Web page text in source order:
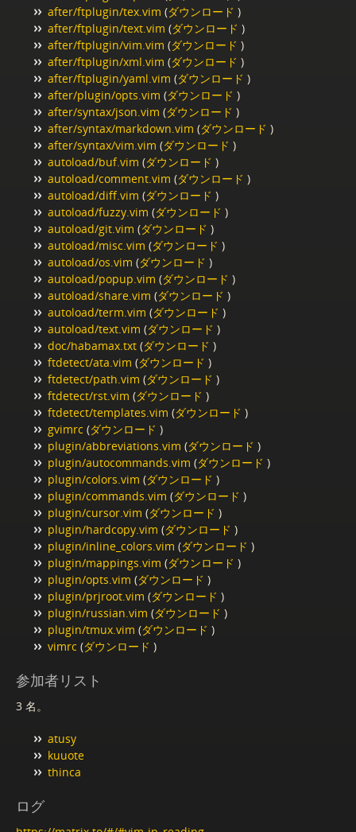
after/ftplugin/tex.vim (ダウンロード )
after/ftplugin/text.vim (ダウンロード )
after/ftplugin/vim.vim (ダウンロード )
after/ftplugin/xml.vim (ダウンロード )
after/ftplugin/yaml.vim (ダウンロード )
after/plugin/opts.vim (ダウンロード )
after/syntax/json.vim (ダウンロード )
after/syntax/markdown.vim (ダウンロード )
after/syntax/vim.vim (ダウンロード )
autoload/buf.vim (ダウンロード )
autoload/comment.vim (ダウンロード )
autoload/diff.vim (ダウンロード )
autoload/fuzzy.vim (ダウンロード )
autoload/git.vim (ダウンロード )
autoload/misc.vim (ダウンロード )
autoload/os.vim (ダウンロード )
autoload/popup.vim (ダウンロード )
autoload/share.vim (ダウンロード )
autoload/term.vim (ダウンロード )
autoload/text.vim (ダウンロード )
doc/habamax.txt (ダウンロード )
ftdetect/ata.vim (ダウンロード )
ftdetect/path.vim (ダウンロード )
ftdetect/rst.vim (ダウンロード )
ftdetect/templates.vim (ダウンロード )
gvimrc (ダウンロード )
plugin/abbreviations.vim (ダウンロード )
plugin/autocommands.vim (ダウンロード )
plugin/colors.vim (ダウンロード )
plugin/commands.vim (ダウンロード )
plugin/cursor.vim (ダウンロード )
plugin/hardcopy.vim (ダウンロード )
plugin/inline_colors.vim (ダウンロード )
plugin/mappings.vim (ダウンロード )
plugin/opts.vim (ダウンロード )
plugin/prjroot.vim (ダウンロード )
plugin/russian.vim (ダウンロード )
plugin/tmux.vim (ダウンロード )
vimrc (ダウンロード )
参加者リスト
3 名。
atusy
kuuote
thinca
ログ